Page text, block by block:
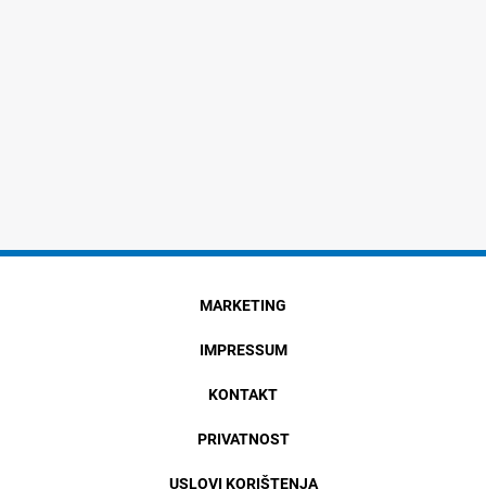
MARKETING
IMPRESSUM
KONTAKT
PRIVATNOST
USLOVI KORIŠTENJA